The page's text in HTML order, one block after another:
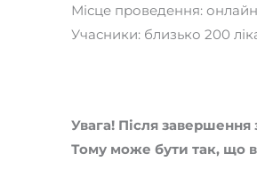
Місце проведення:
Учасники: близько 200
Увага! Після
Тому може бути так, що